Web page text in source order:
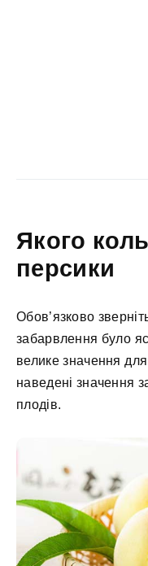
Якого
персики
Обов’язково
забарвлення було
велике значення
наведені значення
плодів.